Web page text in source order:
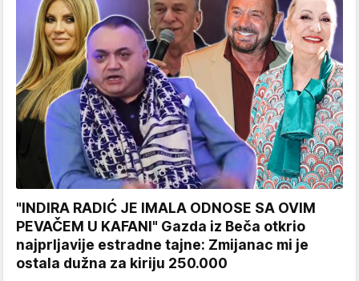
"INDIRA RADIĆ JE IMALA ODNOSE SA OVIM
PEVAČEM U KAFANI" Gazda iz Beča otkrio
najprljavije estradne tajne: Zmijanac mi je
ostala dužna za kiriju 250.000